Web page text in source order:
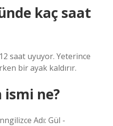
kaç saat
saat uyuyor. Yeterince
bir ayak kaldırır.
ismi ne?
Adı: Gül -